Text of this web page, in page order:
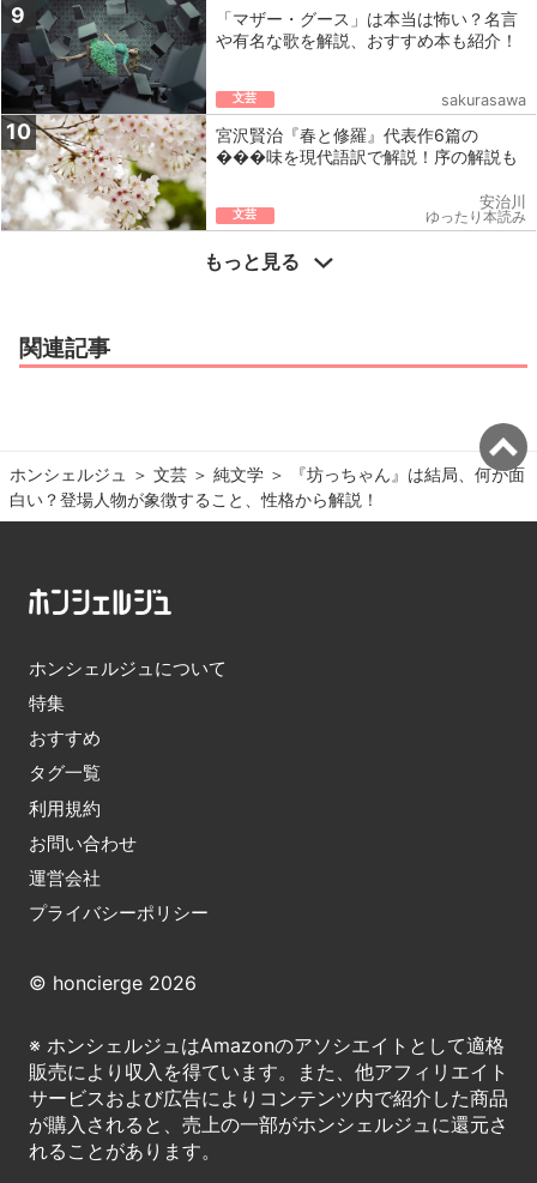
9
「マザー・グース」は本当は怖い？名言
や有名な歌を解説、おすすめ本も紹介！
文芸 sakurasawa
10
宮沢賢治『春と修羅』代表作6篇の
���味を現代語訳で解説！序の解説も
文芸
安治川
ゆったり本読み
もっと見る
関連記事
ホンシェルジュ ＞ 文芸 ＞ 純文学 ＞
『坊っちゃん』は結局、何が面
白い？登場人物が象徴すること、性格から解説！
ホンシェルジュについて
特集
おすすめ
タグ一覧
利用規約
お問い合わせ
運営会社
プライバシーポリシー
© honcierge 2026
※ ホンシェルジュはAmazonのアソシエイトとして適格
販売により収入を得ています。また、他アフィリエイト
サービスおよび広告によりコンテンツ内で紹介した商品
が購入されると、売上の一部がホンシェルジュに還元さ
れることがあります。